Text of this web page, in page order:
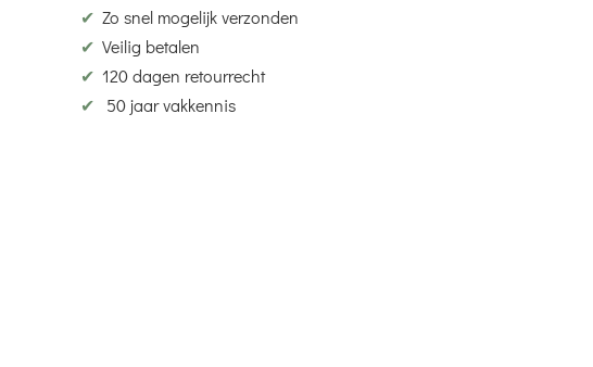
✔ Zo snel mogelijk verzonden
✔ Veilig betalen
✔ 120 dagen retourrecht
✔
50 jaar vakkennis